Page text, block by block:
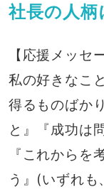
社長の人柄
【応援メッセ
私の好きなこ
得るものばか
と』『成功は
『これからを
う』(いずれも